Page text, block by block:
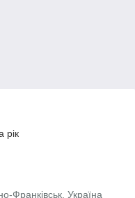
рік
Франківськ, Україна